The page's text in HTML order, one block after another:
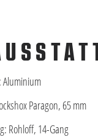
Aluminium
Paragon, 65 mm
Rohloff, 14-Gang